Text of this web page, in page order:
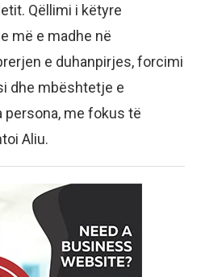
Qëllimi i këtyre
më e madhe në
e duhanpirjes, forcimi
dhe mbështetje e
me fokus të
Aliu.